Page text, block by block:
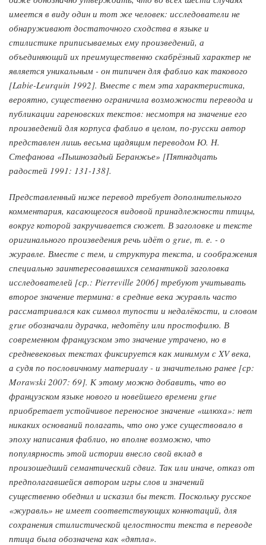
имеется в виду один и тот же человек: исследователи не
обнаруживают достаточного сходства в языке и
стилистике приписываемых ему произведений, а
объединяющий их преимущественно скабрёзный характер не
является уникальным - он типичен для фаблио как такового
[Labie-Leurquin 1992]. Вместе с тем эта характеристика,
вероятно, существенно ограничила возможности перевода и
публикации гареновских текстов: несмотря на значение его
произведений для корпуса фаблио в целом, по-русски автор
представлен лишь весьма щадящим переводом Ю. Н.
Стефанова «Пышнозадый Беранжье» [Пятнадцать
радостей 1991: 131-138].
Представленный ниже перевод требует дополнительного
комментария, касающегося видовой принадлежности птицы,
вокруг которой закручивается сюжет. В заголовке и тексте
оригинального произведения речь идёт о grue, т. е. - о
журавле. Вместе с тем, и структура текста, и соображения
специально заинтересовавшихся семантикой заголовка
исследователей [ср.: Pierreville 2006] требуют учитывать
второе значение термина: в средние века журавль часто
рассматривался как символ тупости и недалёкости, и словом
grue обозначали дурачка, недотёпу или простофилю. В
современном французском это значение утрачено, но в
средневековых текстах фиксируется как минимум с XV века,
а судя по пословичному материалу - и значительно ранее [ср:
Morawski 2007: 69]. К этому можно добавить, что во
французском языке нового и новейшего времени grue
приобретает устойчивое переносное значение «шлюха»: нет
никаких оснований полагать, что оно уже существовало в
эпоху написания фаблио, но вполне возможно, что
популярность этой истории внесло свой вклад в
произошедший семантический сдвиг. Так или иначе, отказ от
предполагавшейся автором игры слов и значений
существенно обеднил и исказил бы текст. Поскольку русское
«журавль» не имеет соответствующих коннотаций, для
сохранения стилистической целостности текста в переводе
птица была обозначена как «дятла».